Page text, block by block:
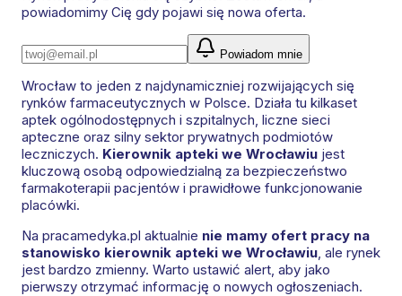
powiadomimy Cię gdy pojawi się nowa oferta.
Powiadom mnie
Wrocław to jeden z najdynamiczniej rozwijających się
rynków farmaceutycznych w Polsce. Działa tu kilkaset
aptek ogólnodostępnych i szpitalnych, liczne sieci
apteczne oraz silny sektor prywatnych podmiotów
leczniczych. Kierownik apteki we Wrocławiu jest
kluczową osobą odpowiedzialną za bezpieczeństwo
farmakoterapii pacjentów i prawidłowe funkcjonowanie
placówki.
Na pracamedyka.pl aktualnie nie mamy ofert pracy na
stanowisko kierownik apteki we Wrocławiu , ale rynek
jest bardzo zmienny. Warto ustawić alert, aby jako
pierwszy otrzymać informację o nowych ogłoszeniach.